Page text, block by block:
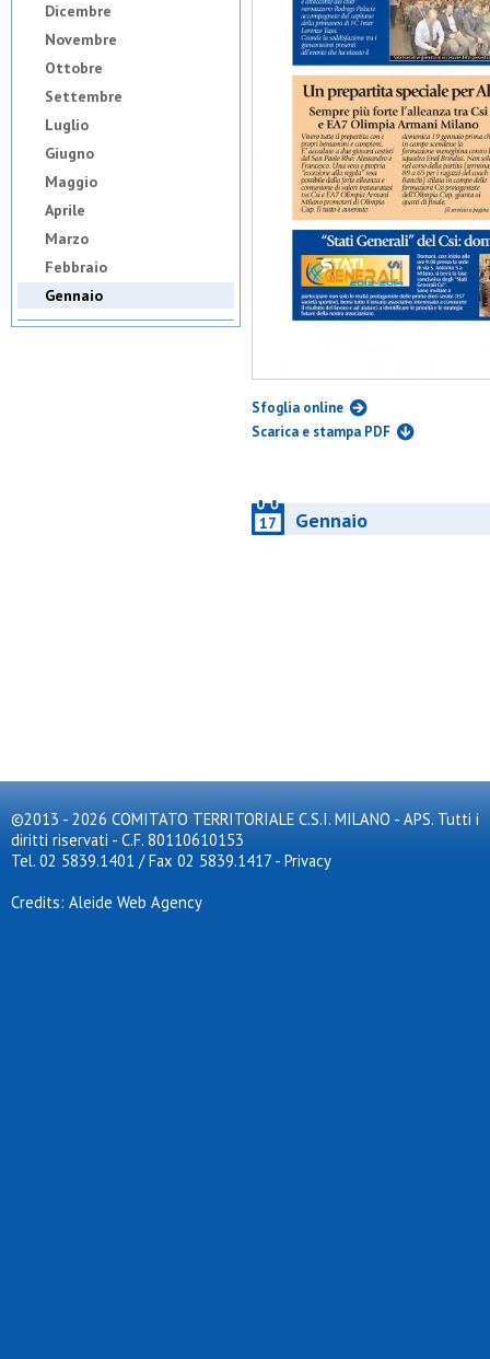
Dicembre
Novembre
Ottobre
Settembre
Luglio
Giugno
Maggio
Aprile
Marzo
Febbraio
Gennaio
Sfoglia online
Scarica e stampa PDF
17 Gennaio
©2013 - 2026 COMITATO TERRITORIALE C.S.I. MILANO - APS. Tutti i
diritti riservati - C.F. 80110610153
Tel. 02 5839.1401 / Fax 02 5839.1417 - Privacy
Credits: Aleide Web Agency